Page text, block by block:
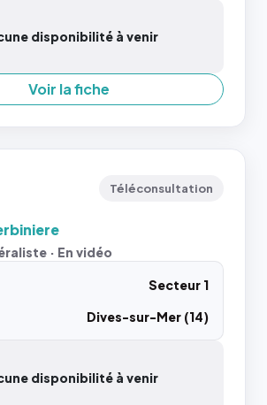
disponibilité à venir
Voir la fiche
Téléconsultation
· En vidéo
Secteur 1
Dives-sur-Mer (14)
disponibilité à venir